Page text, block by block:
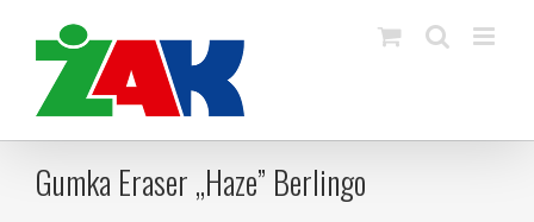
content
Gumka Eraser „Haze” Berlingo